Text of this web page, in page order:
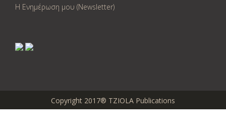
Η Ενημέρωση μου (Newsletter)
Copyright 2017® TZIOLA Publications